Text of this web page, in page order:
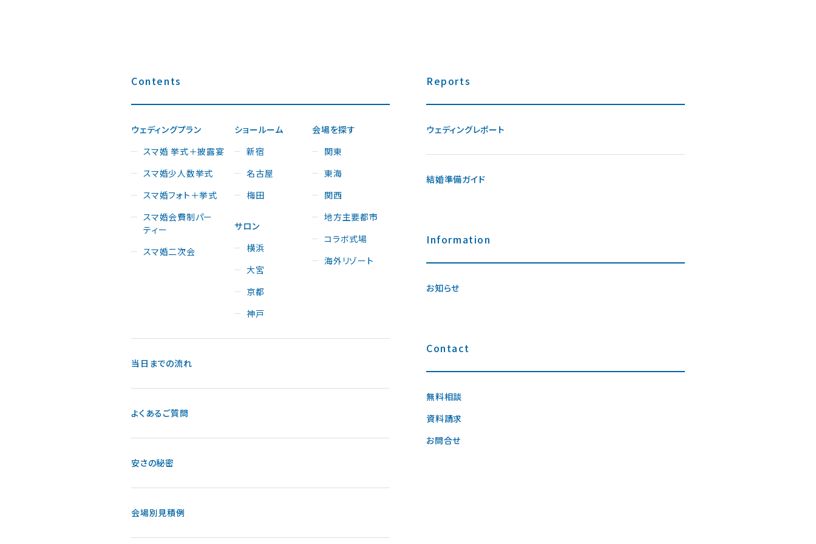
Contents
ウェディングプラン
スマ婚 挙式＋披露宴
スマ婚少人数挙式
スマ婚フォト＋挙式
スマ婚会費制パー
ティー
スマ婚二次会
ショールーム
新宿
名古屋
梅田
サロン
横浜
大宮
京都
神戸
会場を探す
関東
東海
関西
地方主要都市
コラボ式場
海外リゾート
当日までの流れ
よくあるご質問
安さの秘密
会場別見積例
Reports
ウェディングレポート
結婚準備ガイド
Information
お知らせ
Contact
無料相談
資料請求
お問合せ